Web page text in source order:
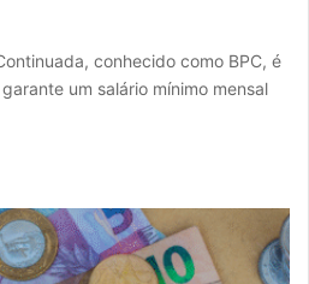
conhecido como BPC, é
um salário mínimo mensal